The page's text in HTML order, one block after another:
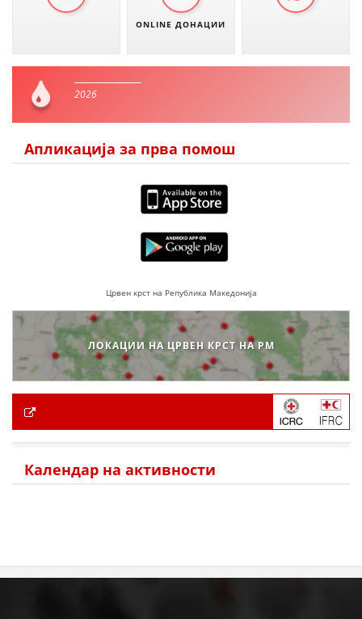
ONLINE ДОНАЦИИ
2026
Апликација за прва помош
Црвен крст на Република Македонија
ЛОКАЦИИ НА ЦРВЕН КРСТ НА РМ
Календар на активности